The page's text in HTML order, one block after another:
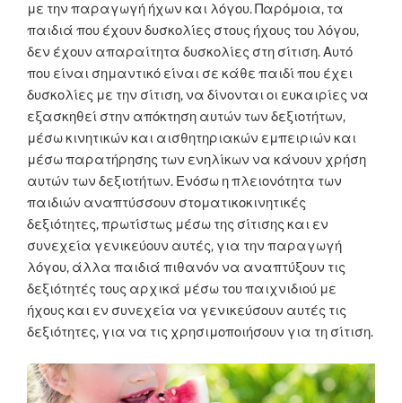
με την παραγωγή ήχων και λόγου. Παρόμοια, τα
παιδιά που έχουν δυσκολίες στους ήχους του λόγου,
δεν έχουν απαραίτητα δυσκολίες στη σίτιση. Αυτό
που είναι σημαντικό είναι σε κάθε παιδί που έχει
δυσκολίες με την σίτιση, να δίνονται οι ευκαιρίες να
εξασκηθεί στην απόκτηση αυτών των δεξιοτήτων,
μέσω κινητικών και αισθητηριακών εμπειριών και
μέσω παρατήρησης των ενηλίκων να κάνουν χρήση
αυτών των δεξιοτήτων. Ενόσω η πλειονότητα των
παιδιών αναπτύσσουν στοματικοκινητικές
δεξιότητες, πρωτίστως μέσω της σίτισης και εν
συνεχεία γενικεύουν αυτές, για την παραγωγή
λόγου, άλλα παιδιά πιθανόν να αναπτύξουν τις
δεξιότητές τους αρχικά μέσω του παιχνιδιού με
ήχους και εν συνεχεία να γενικεύσουν αυτές τις
δεξιότητες, για να τις χρησιμοποιήσουν για τη σίτιση.